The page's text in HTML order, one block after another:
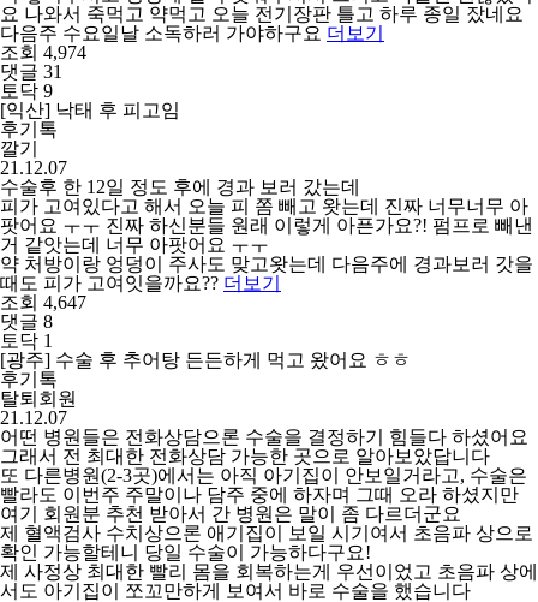
요 나와서 죽먹고 약먹고 오늘 전기장판 틀고 하루 종일 잤네요
다음주 수요일날 소독하러 가야하구요 더보기
조회 4,974
댓글 31
토닥 9
[익산] 낙태 후 피고임
후기톡
깔기
21.12.07
수술후 한 12일 정도 후에 경과 보러 갔는데
피가 고여있다고 해서 오늘 피 쫌 빼고 왓는데 진짜 너무너무 아
팟어요 ㅜㅜ 진짜 하신분들 원래 이렇게 아픈가요?! 펌프로 빼낸
거 같앗는데 너무 아팟어요 ㅜㅜ
약 처방이랑 엉덩이 주사도 맞고왓는데 다음주에 경과보러 갓을
때도 피가 고여잇을까요?? 더보기
조회 4,647
댓글 8
토닥 1
[광주] 수술 후 추어탕 든든하게 먹고 왔어요 ㅎㅎ
후기톡
탈퇴회원
21.12.07
어떤 병원들은 전화상담으론 수술을 결정하기 힘들다 하셨어요
그래서 전 최대한 전화상담 가능한 곳으로 알아보았답니다
또 다른병원(2-3곳)에서는 아직 아기집이 안보일거라고, 수술은
빨라도 이번주 주말이나 담주 중에 하자며 그때 오라 하셨지만
여기 회원분 추천 받아서 간 병원은 말이 좀 다르더군요
제 혈액검사 수치상으론 애기집이 보일 시기여서 초음파 상으로
확인 가능할테니 당일 수술이 가능하다구요!
제 사정상 최대한 빨리 몸을 회복하는게 우선이었고 초음파 상에
서도 아기집이 쪼꼬만하게 보여서 바로 수술을 했습니다